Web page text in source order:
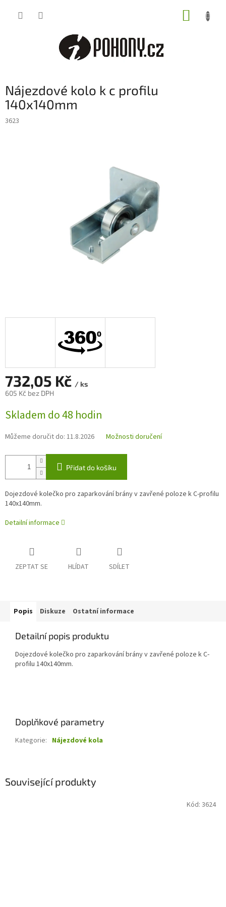
Nájezdové kolo k c profilu
140x140mm
3623
732,05 Kč / ks
605 Kč bez DPH
cena:
Skladem do 48 hodin
Můžeme doručit do: 11.8.2026 Možnosti doručení
Přidat do košíku
Dojezdové kolečko pro zaparkování brány v zavřené poloze k C-profilu
140x140mm.
Detailní informace
ZEPTAT SE HLÍDAT SDÍLET
Související produkty
Kód: 3624
Popis Diskuze Ostatní informace
Detailní popis produktu
Dojezdové kolečko pro zaparkování brány v zavřené poloze k C-
profilu 140x140mm.
Doplňkové parametry
Kategorie: Nájezdové kola